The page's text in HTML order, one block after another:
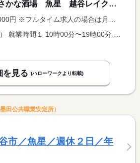
埼玉県越谷市 / さかな酒場 魚星 越谷レイクタウン駅前店
場合は月額（換算額）、パート求人の場合は時間額を表示しています。
を見る (ハローワークより転載)
田公共職業安定所）
市／魚星／週休２日／年